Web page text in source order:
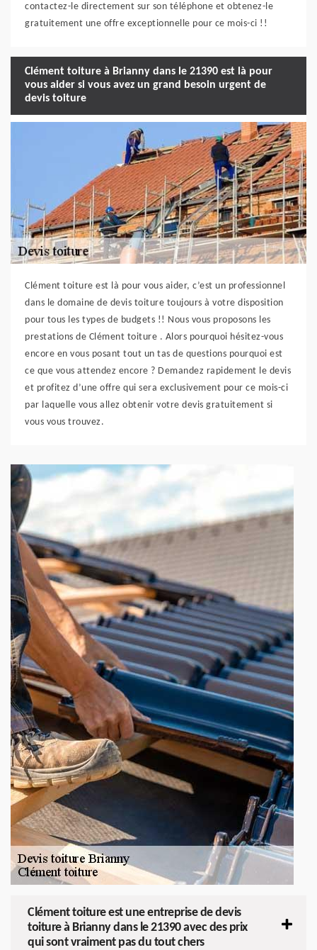
contactez-le directement sur son téléphone et obtenez-le
gratuitement une offre exceptionnelle pour ce mois-ci !!
Clément toiture à Brianny dans le 21390 est là pour
vous aider si vous avez un grand besoin urgent de
devis toiture
Clément toiture est là pour vous aider, c’est un professionnel
dans le domaine de devis toiture toujours à votre disposition
pour tous les types de budgets !! Nous vous proposons les
prestations de Clément toiture . Alors pourquoi hésitez-vous
encore en vous posant tout un tas de questions pourquoi est
ce que vous attendez encore ? Demandez rapidement le devis
et profitez d’une offre qui sera exclusivement pour ce mois-ci
par laquelle vous allez obtenir votre devis gratuitement si
vous vous trouvez.
Clément toiture est une entreprise de devis
toiture à Brianny dans le 21390 avec des prix
qui sont vraiment pas du tout chers